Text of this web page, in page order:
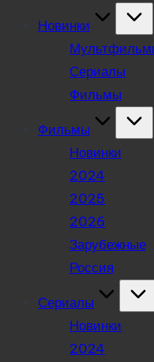
Новинки
Сериалы
Фильмы
Фильмы
Новинки
2024
2025
2026
Зарубежные
Россия
Сериалы
Новинки
2024